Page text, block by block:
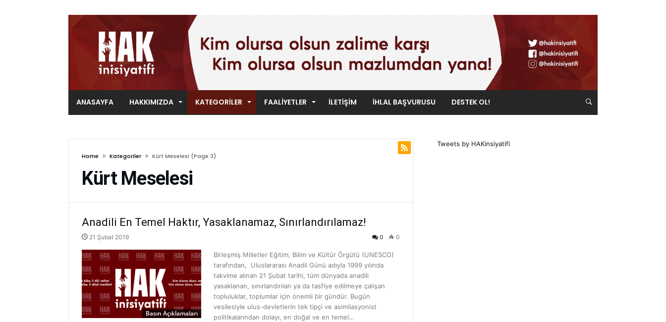
ANASAYFA HAKKIMIZDA KATEGORILER FAALIYETLER İLETIŞIM İHLAL BAŞVURUSU DESTEK OL!
Home Kategoriler Kürt Meselesi (page 3)
Kürt Meselesi
Anadili En Temel Haktır, Yasaklanamaz, Sınırlandırılamaz!
21 Şubat 2019 0 0
Basın Açıklamaları
Birleşmiş Milletler Eğitim, Bilim ve Kültür Örgütü (UNESCO)
tarafından, Uluslararası Anadil Günü adıyla 1999 yılında
takvime alınan 21 Şubat tarihi, tüm dünyada anadili
yasaklanan, sınırlandırılan ya da tasfiye edilmeye çalışan
topluluklar, toplumlar için önemli bir gündür. Bugün
vesilesiyle ulus-devletlerin tek tipçi ve asimilasyonist
politikalarından dolayı, en doğal ve en temel…
Tweets by HAKinsiyatifi